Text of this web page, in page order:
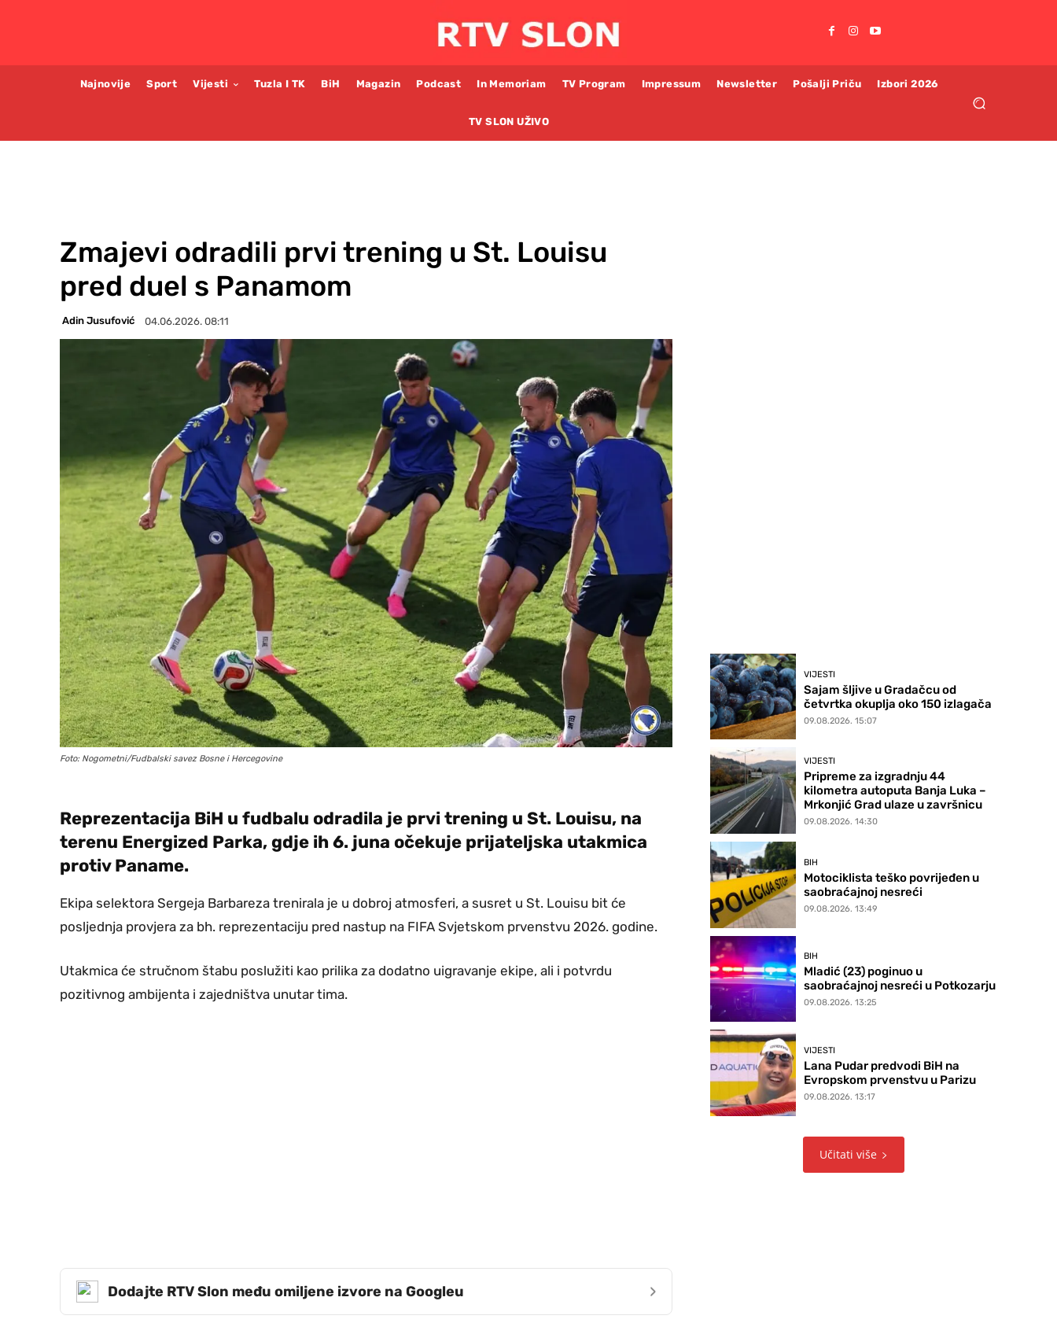
Najnovije Sport Vijesti Tuzla I TK BiH Magazin Podcast In Memoriam TV Program Impressum Newsletter Pošalji Priču Izbori 2026
TV SLON UŽIVO
Zmajevi odradili prvi trening u St. Louisu
pred duel s Panamom
Adin Jusufović 04.06.2026. 08:11
Foto: Nogometni/Fudbalski savez Bosne i Hercegovine
Reprezentacija BiH u fudbalu odradila je prvi trening u St. Louisu, na
terenu Energized Parka, gdje ih 6. juna očekuje prijateljska utakmica
protiv Paname.
Ekipa selektora Sergeja Barbareza trenirala je u dobroj atmosferi, a susret u St. Louisu bit će
posljednja provjera za bh. reprezentaciju pred nastup na FIFA Svjetskom prvenstvu 2026. godine.
Utakmica će stručnom štabu poslužiti kao prilika za dodatno uigravanje ekipe, ali i potvrdu
pozitivnog ambijenta i zajedništva unutar tima.
Dodajte RTV Slon među omiljene izvore na Googleu ›
VIJESTI
Sajam šljive u Gradačcu od
četvrtka okuplja oko 150 izlagača
09.08.2026. 15:07
VIJESTI
Pripreme za izgradnju 44
kilometra autoputa Banja Luka –
Mrkonjić Grad ulaze u završnicu
09.08.2026. 14:30
BIH
Motociklista teško povrijeđen u
saobraćajnoj nesreći
09.08.2026. 13:49
BIH
Mladić (23) poginuo u
saobraćajnoj nesreći u Potkozarju
09.08.2026. 13:25
VIJESTI
Lana Pudar predvodi BiH na
Evropskom prvenstvu u Parizu
09.08.2026. 13:17
Učitati više